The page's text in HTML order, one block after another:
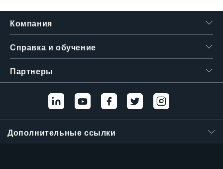
Компания
Справка и обучение
Партнеры
Дополнительные ссылки